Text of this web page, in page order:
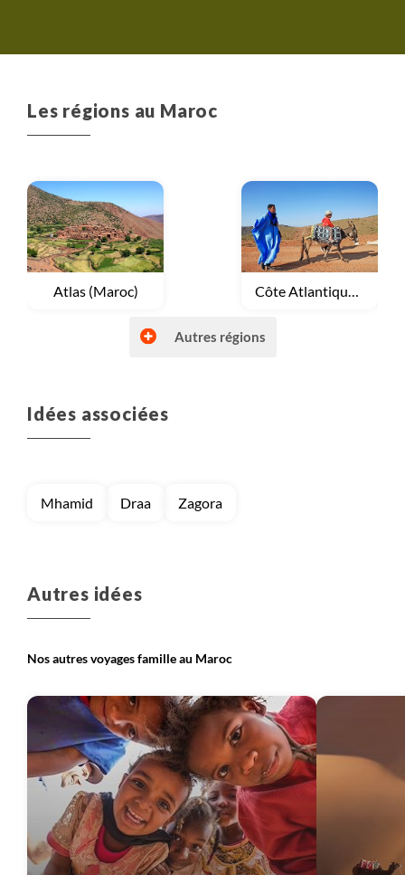
Les régions au Maroc
Voyage
Atlas (Maroc) Voyage
Côte Atlantique Marocaine
Voyage
Sahara (Maroc)
Autres régions
Idées associées
Mhamid Draa Zagora
Autres idées
Nos autres voyages famille au Maroc